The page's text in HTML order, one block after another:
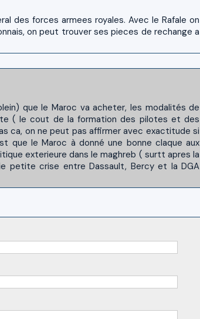
des forces armees royales. Avec le Rafale on
on peut trouver ses pieces de rechange a
que le Maroc va acheter, les modalités de
( le cout de la formation des pilotes et des
ca, on ne peut pas affirmer avec exactitude si
le Maroc à donné une bonne claque aux
exterieure dans le maghreb ( surtt apres la
petite crise entre Dassault, Bercy et la DGA